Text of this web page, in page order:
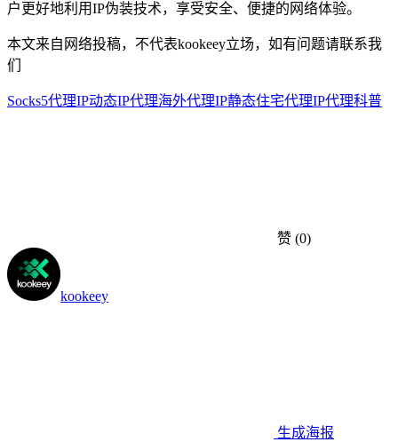
户更好地利用IP伪装技术，享受安全、便捷的网络体验。
本文来自网络投稿，不代表kookeey立场，如有问题请联系我
们
Socks5代理IP动态IP代理海外代理IP静态住宅代理IP代理科普
赞 (0)
kookeey
生成海报